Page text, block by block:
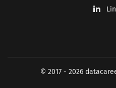
© 2017 - 2026